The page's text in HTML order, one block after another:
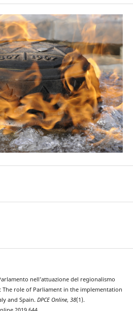
nell’attuazione del regionalismo
role of Parliament in the implementation
and Spain. DPCE Online, 38(1).